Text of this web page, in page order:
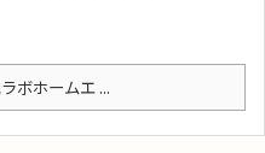
ボホームエ ...